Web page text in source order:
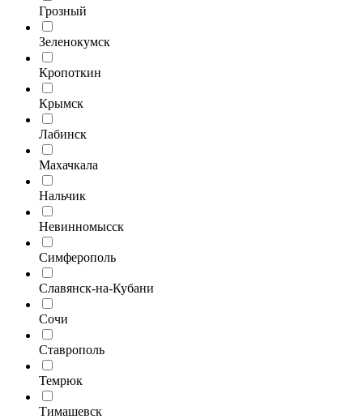
Грозный
Зеленокумск
Кропоткин
Крымск
Лабинск
Махачкала
Нальчик
Невинномысск
Симферополь
Славянск-на-Кубани
Сочи
Ставрополь
Темрюк
Тимашевск